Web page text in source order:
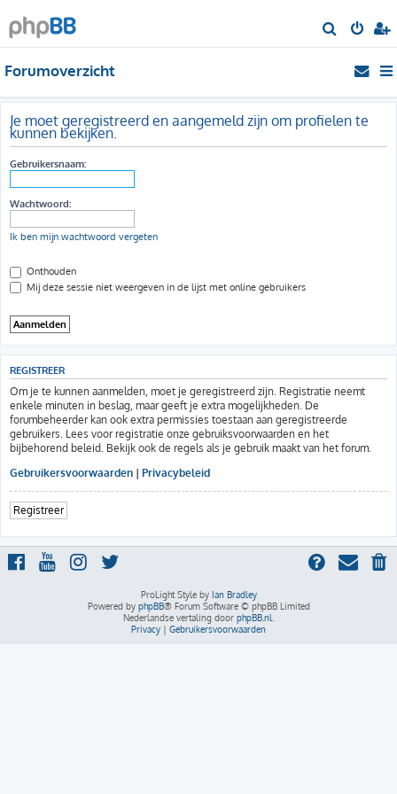
o
Forumoverzicht
Je moet geregistreerd en aangemeld zijn om profielen te
kunnen bekijken.
Gebruikersnaam:
Wachtwoord:
Ik ben mijn wachtwoord vergeten
Onthouden
Mij deze sessie niet weergeven in de lijst met online gebruikers
REGISTREER
Om je te kunnen aanmelden, moet je geregistreerd zijn. Registratie neemt
enkele minuten in beslag, maar geeft je extra mogelijkheden. De
forumbeheerder kan ook extra permissies toestaan aan geregistreerde
gebruikers. Lees voor registratie onze gebruiksvoorwaarden en het
bijbehorend beleid. Bekijk ook de regels als je gebruik maakt van het forum.
Gebruikersvoorwaarden | Privacybeleid
Registreer
ProLight Style by Ian Bradley
Powered by phpBB® Forum Software © phpBB Limited
Nederlandse vertaling door phpBB.nl
Privacy | Gebruikersvoorwaarden